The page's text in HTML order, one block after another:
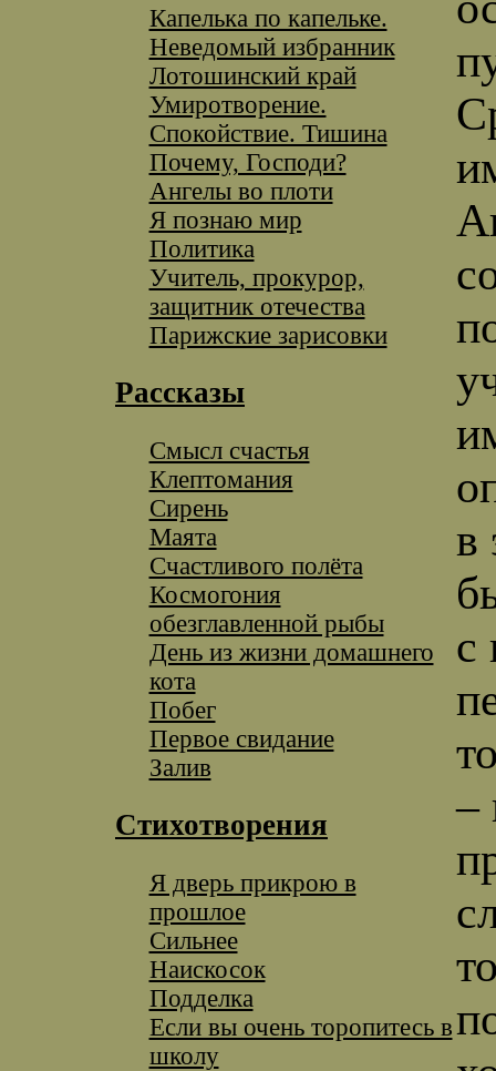
Капелька по капельке.
Неведомый избранник
Лотошинский край
Умиротворение.
Спокойствие. Тишина
Почему, Господи?
Ангелы во плоти
Я познаю мир
Политика
Учитель, прокурор,
защитник отечества
Парижские зарисовки
Рассказы
Смысл счастья
Клептомания
Сирень
Маята
Счастливого полёта
Космогония
обезглавленной рыбы
День из жизни домашнего
кота
Побег
Первое свидание
Залив
Стихотворения
Я дверь прикрою в
прошлое
Сильнее
Наискосок
Подделка
Если вы очень торопитесь в
школу
в
с
–